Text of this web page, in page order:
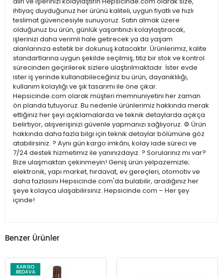
ihtiyaç duyduğunuz her ürünü kaliteli, uygun fiyatlı ve hızlı
teslimat güvencesiyle sunuyoruz. Satın almak üzere
olduğunuz bu ürün, günlük yaşantınızı kolaylaştıracak,
işlerinizi daha verimli hale getirecek ya da yaşam
alanlarınıza estetik bir dokunuş katacaktır. Ürünlerimiz, kalite
standartlarına uygun şekilde seçilmiş, titiz bir stok ve kontrol
sürecinden geçirilerek sizlere ulaştırılmaktadır. İster evde
ister iş yerinde kullanabileceğiniz bu ürün, dayanıklılığı,
kullanım kolaylığı ve şık tasarımı ile öne çıkar.
Hepsicinde.com olarak müşteri memnuniyetini her zaman
ön planda tutuyoruz. Bu nedenle ürünlerimiz hakkında merak
ettiğiniz her şeyi açıklamalarda ve teknik detaylarda açıkça
belirtiyor, alışverişinizi güvenle yapmanızı sağlıyoruz. ⚙️ Ürün
hakkında daha fazla bilgi için teknik detaylar bölümüne göz
atabilirsiniz. ? Aynı gün kargo imkânı, kolay iade süreci ve
7/24 destek hizmetimiz ile yanınızdayız. ? Sorularınız mı var?
Bize ulaşmaktan çekinmeyin! Geniş ürün yelpazemizle;
elektronik, yapı market, hırdavat, ev gereçleri, otomotiv ve
daha fazlasını Hepsicinde.com'da bulabilir, aradığınız her
şeye kolayca ulaşabilirsiniz. Hepsicinde.com – Her şey
içinde!
Benzer Ürünler
KARGO
BEDAVA